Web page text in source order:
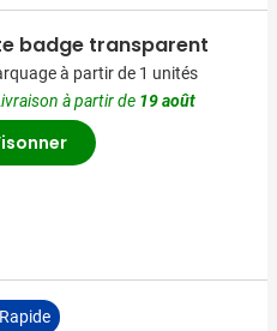
badge transparent
à partir de 1 unités
à partir de 19 août
Rapide